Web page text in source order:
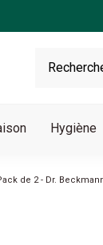
Hygiène
de 2 - Dr.